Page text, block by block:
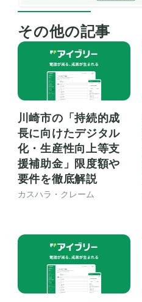
その他の記事
川崎市の「持続的成
長に向けたデジタル
化・生産性向上等支
援補助金」限度額や
要件を徹底解説
カスハラ・クレーム